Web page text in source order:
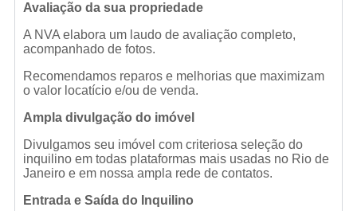
Avaliação da sua propriedade
A NVA elabora um laudo de avaliação completo,
acompanhado de fotos.
Recomendamos reparos e melhorias que maximizam
o valor locatício e/ou de venda.
Ampla divulgação do imóvel
Divulgamos seu imóvel com criteriosa seleção do
inquilino em todas plataformas mais usadas no Rio de
Janeiro e em nossa ampla rede de contatos.
Entrada e Saída do Inquilino